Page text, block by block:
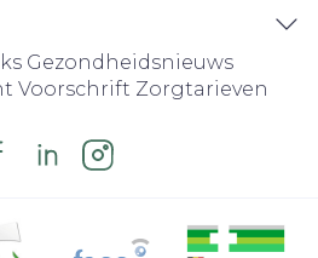
Gezondheidsnieuws
Voorschrift Zorgtarieven